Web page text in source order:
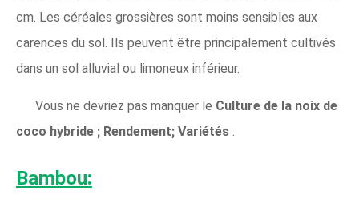
cm. Les céréales grossières sont moins sensibles aux
carences du sol. Ils peuvent être principalement cultivés
dans un sol alluvial ou limoneux inférieur.
Vous ne devriez pas manquer le Culture de la noix de
coco hybride ; Rendement; Variétés
Bambou: